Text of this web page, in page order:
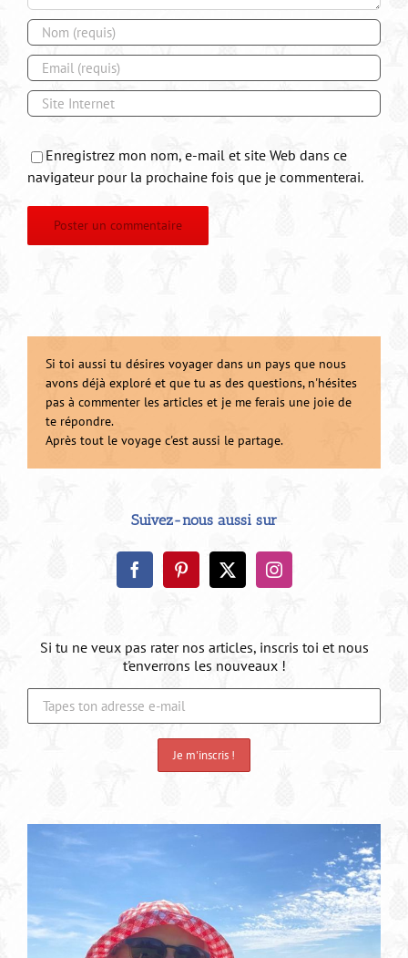
Enregistrez mon nom, e-mail et site Web dans ce
navigateur pour la prochaine fois que je commenterai.
Si toi aussi tu désires voyager dans un pays que nous
avons déjà exploré et que tu as des questions, n'hésites
pas à commenter les articles et je me ferais une joie de
te répondre.
Après tout le voyage c'est aussi le partage.
Suivez-nous aussi sur
Si tu ne veux pas rater nos articles, inscris toi et nous
t'enverrons les nouveaux !